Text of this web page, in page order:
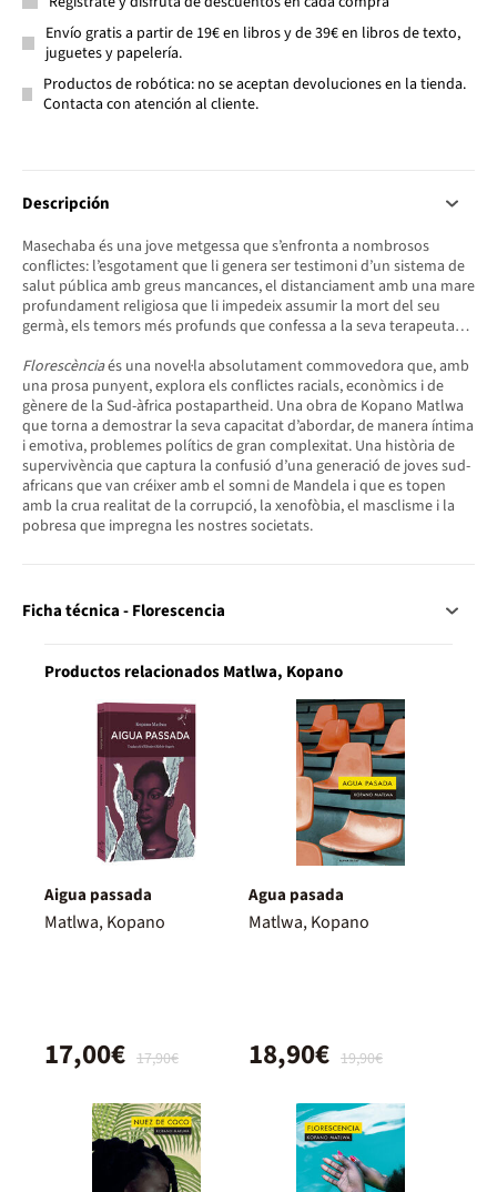
Envío gratis a partir de 19€ en libros y de 39€ en libros de texto,
juguetes y papelería.
Productos de robótica: no se aceptan devoluciones en la tienda.
Contacta con atención al cliente.
Descripción
Masechaba és una jove metgessa que s’enfronta a nombrosos
conflictes: l’esgotament que li genera ser testimoni d’un sistema de
salut pública amb greus mancances, el distanciament amb una mare
profundament religiosa que li impedeix assumir la mort del seu
germà, els temors més profunds que confessa a la seva terapeuta…
Florescènciaés una novel·la absolutament commovedora que, amb
una prosa punyent, explora els conflictes racials, econòmics i de
gènere de la Sud-àfrica postapartheid. Una obra de Kopano Matlwa
que torna a demostrar la seva capacitat d’abordar, de manera íntima
i emotiva, problemes polítics de gran complexitat. Una història de
supervivència que captura la confusió d’una generació de joves sud-
africans que van créixer amb el somni de Mandela i que es topen
amb la crua realitat de la corrupció, la xenofòbia, el masclisme i la
pobresa que impregna les nostres societats.
Ficha técnica - Florescencia
Productos relacionados Matlwa, Kopano
Aigua passada
Matlwa, Kopano
17,90€
17,00€
Agua pasada
Matlwa, Kopano
19,90€
18,90€